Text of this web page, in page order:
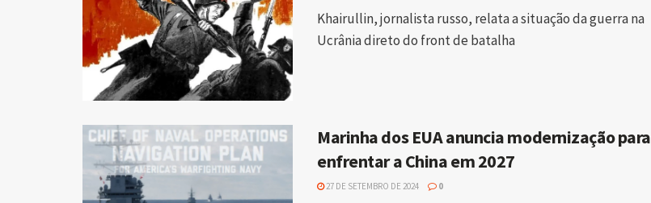
Khairullin, jornalista russo, relata a situação da guerra na
Ucrânia direto do front de batalha
Marinha dos EUA anuncia modernização para
enfrentar a China em 2027
27 DE SETEMBRO DE 2024 0